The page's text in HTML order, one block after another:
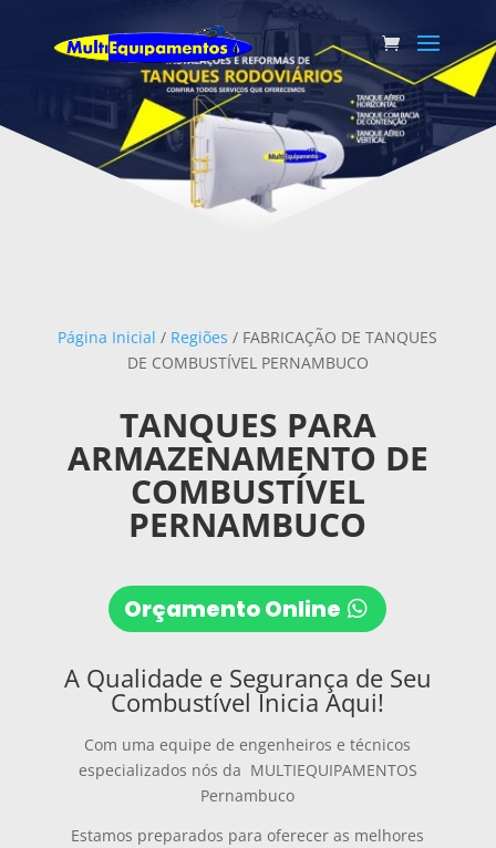
Página Inicial / Regiões / FABRICAÇÃO DE TANQUES
DE COMBUSTÍVEL PERNAMBUCO
TANQUES PARA
ARMAZENAMENTO DE
COMBUSTÍVEL
PERNAMBUCO
Orçamento Online
A Qualidade e Segurança de Seu
Combustível Inicia Aqui!
Com uma equipe de engenheiros e técnicos
especializados nós da MULTIEQUIPAMENTOS
Pernambuco
Estamos preparados para oferecer as melhores